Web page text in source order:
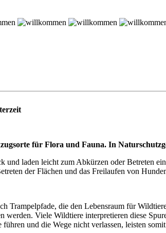
für Flora und Fauna. In
laden leicht zum Abkürzen oder Betreten
der Flächen und das Freilaufen von
Trampelpfade, die den Lebensraum für
Viele Wildtiere interpretieren diese
und die Wege nicht verlassen, leisten